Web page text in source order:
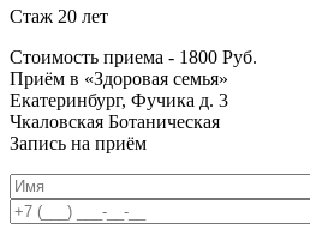
Стаж 20 лет
Стоимость приема - 1800 Руб.
Приём в «Здоровая семья»
Екатеринбург, Фучика д. 3
Чкаловская Ботаническая
Запись на приём